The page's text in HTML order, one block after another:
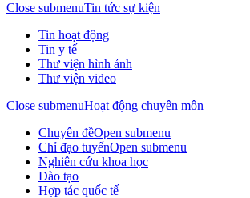
Close submenuTin tức sự kiện
Tin hoạt động
Tin y tế
Thư viện hình ảnh
Thư viện video
Close submenuHoạt động chuyên môn
Chuyên đềOpen submenu
Chỉ đạo tuyếnOpen submenu
Nghiên cứu khoa học
Đào tạo
Hợp tác quốc tế